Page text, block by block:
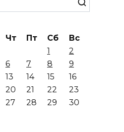
Чт Пт Сб
Вс
1
2
6 7 8
9
13 14 15
16
20 21 22
23
27 28 29
30